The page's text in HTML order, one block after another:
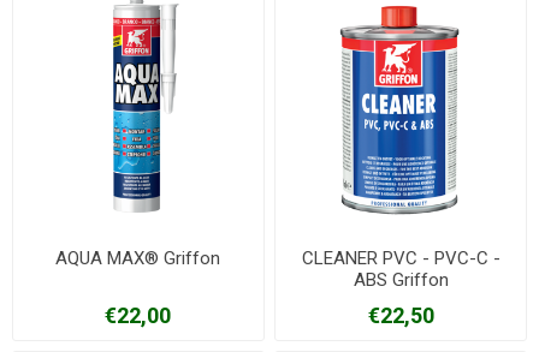
AQUA MAX® Griffon
€22,00
CLEANER PVC - PVC-C -
ABS Griffon
€22,50